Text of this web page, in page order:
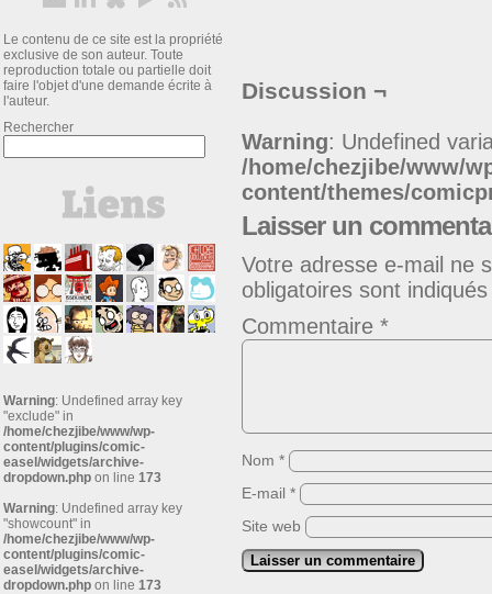
Le contenu de ce site est la propriété
exclusive de son auteur. Toute
reproduction totale ou partielle doit
faire l'objet d'une demande écrite à
l'auteur.
Rechercher
Warning: Undefined array key
"exclude" in
/home/chezjibe/www/wp-
content/plugins/comic-
easel/widgets/archive-
dropdown.php on line 173
Warning: Undefined array key
"showcount" in
/home/chezjibe/www/wp-
content/plugins/comic-
easel/widgets/archive-
dropdown.php on line 173
Discussion ¬
Warning: Undefined
/home/chezjibe/www/
content/themes/
Laisser un
Votre adresse e-mail ne
obligatoires sont
Commentaire *
Nom *
E-mail *
Site web